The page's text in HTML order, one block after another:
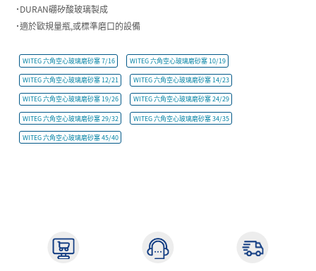
˙DURAN硼矽酸玻璃製成
˙適於歐規量瓶,或標準磨口的設備
WITEG 六角空心玻璃磨砂塞 7/16 WITEG 六角空心玻璃磨砂塞 10/19
WITEG 六角空心玻璃磨砂塞 12/21 WITEG 六角空心玻璃磨砂塞 14/23
WITEG 六角空心玻璃磨砂塞 19/26 WITEG 六角空心玻璃磨砂塞 24/29
WITEG 六角空心玻璃磨砂塞 29/32 WITEG 六角空心玻璃磨砂塞 34/35
WITEG 六角空心玻璃磨砂塞 45/40